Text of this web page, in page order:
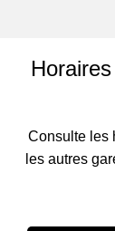
Consulte les
les autres